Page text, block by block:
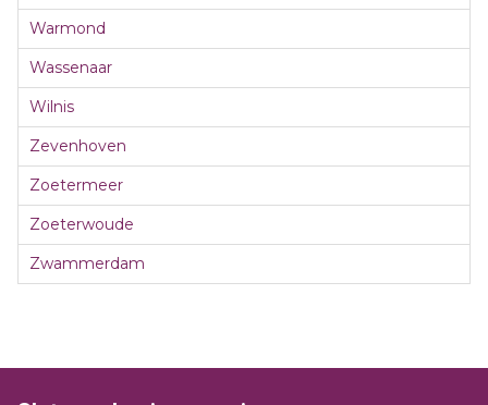
Warmond
Wassenaar
Wilnis
Zevenhoven
Zoetermeer
Zoeterwoude
Zwammerdam